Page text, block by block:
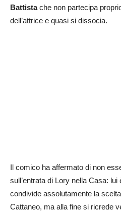
Battistache non partecipa
dell’attrice e quasi si dissocia.
Il comico ha affermato di non
sull’entrata di Lory nella Casa:
condivide assolutamente la
Cattaneo, ma alla fine si ricrede